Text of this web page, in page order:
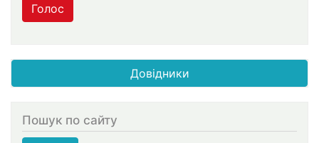
Голос
Довідники
Пошук по сайту